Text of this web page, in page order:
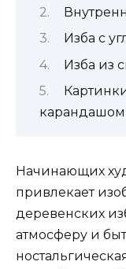
Изба с
Изба из
карандашом
Начинающих
привлекает
деревенских
атмосферу и